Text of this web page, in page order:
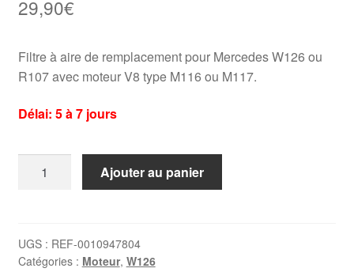
29,90€
Filtre à aire de remplacement pour Mercedes W126 ou
R107 avec moteur V8 type M116 ou M117.
Délai: 5 à 7 jours
air
Mercedes
Ajouter au panier
UGS : REF-0010947804
Catégories : Moteur, W126